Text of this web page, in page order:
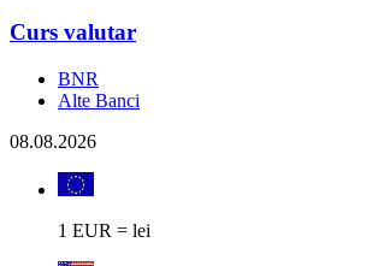
Curs valutar
BNR
Alte Banci
08.08.2026
1 EUR = lei